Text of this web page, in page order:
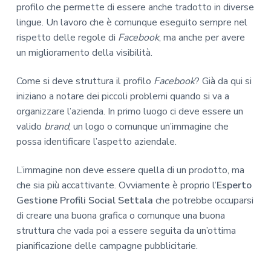
profilo che permette di essere anche tradotto in diverse
lingue. Un lavoro che è comunque eseguito sempre nel
rispetto delle regole di Facebook, ma anche per avere
un miglioramento della visibilità.
Come si deve struttura il profilo Facebook? Già da qui si
iniziano a notare dei piccoli problemi quando si va a
organizzare l’azienda. In primo luogo ci deve essere un
valido brand, un logo o comunque un’immagine che
possa identificare l’aspetto aziendale.
L’immagine non deve essere quella di un prodotto, ma
che sia più accattivante. Ovviamente è proprio l’Esperto
Gestione Profili Social Settala che potrebbe occuparsi
di creare una buona grafica o comunque una buona
struttura che vada poi a essere seguita da un’ottima
pianificazione delle campagne pubblicitarie.